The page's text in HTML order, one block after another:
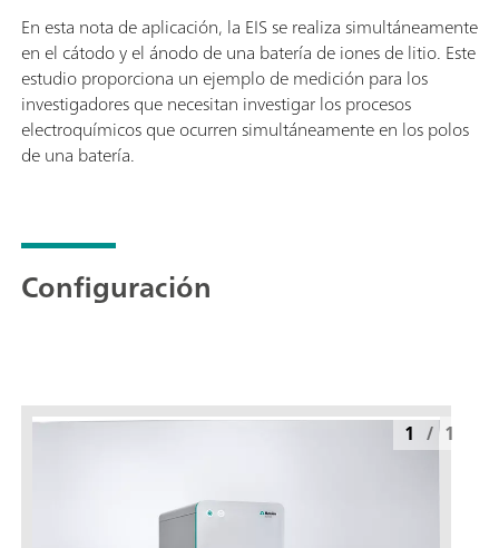
En esta nota de aplicación, la EIS se realiza simultáneamente
en el cátodo y el ánodo de una batería de iones de litio. Este
estudio proporciona un ejemplo de medición para los
investigadores que necesitan investigar los procesos
electroquímicos que ocurren simultáneamente en los polos
de una batería.
Configuración
1 / 1